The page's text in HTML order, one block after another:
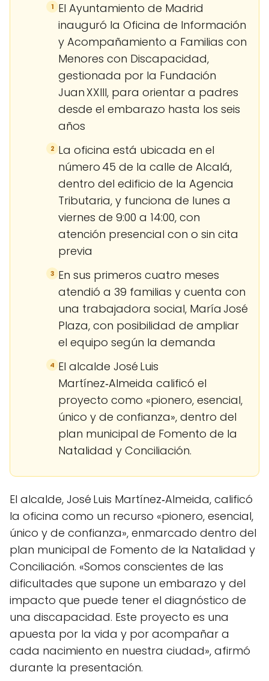
1 El Ayuntamiento de Madrid
inauguró la Oficina de Información
y Acompañamiento a Familias con
Menores con Discapacidad,
gestionada por la Fundación
Juan XXIII, para orientar a padres
desde el embarazo hasta los seis
años
2 La oficina está ubicada en el
número 45 de la calle de Alcalá,
dentro del edificio de la Agencia
Tributaria, y funciona de lunes a
viernes de 9:00 a 14:00, con
atención presencial con o sin cita
previa
3 En sus primeros cuatro meses
atendió a 39 familias y cuenta con
una trabajadora social, María José
Plaza, con posibilidad de ampliar
el equipo según la demanda
4 El alcalde José Luis
Martínez‑Almeida calificó el
proyecto como «pionero, esencial,
único y de confianza», dentro del
plan municipal de Fomento de la
Natalidad y Conciliación.
El alcalde, José Luis Martínez‑Almeida, calificó
la oficina como un recurso «pionero, esencial,
único y de confianza», enmarcado dentro del
plan municipal de Fomento de la Natalidad y
Conciliación. «Somos conscientes de las
dificultades que supone un embarazo y del
impacto que puede tener el diagnóstico de
una discapacidad. Este proyecto es una
apuesta por la vida y por acompañar a
cada nacimiento en nuestra ciudad», afirmó
durante la presentación.